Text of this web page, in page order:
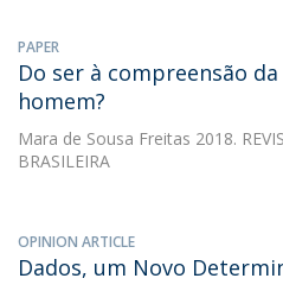
PAPER
Do ser à compreensão
homem?
Mara de Sousa Freitas 2018.
BRASILEIRA
OPINION ARTICLE
Dados, um Novo